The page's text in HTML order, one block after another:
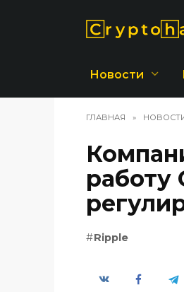
Новости
ГЛАВНАЯ »
работу
Ripple